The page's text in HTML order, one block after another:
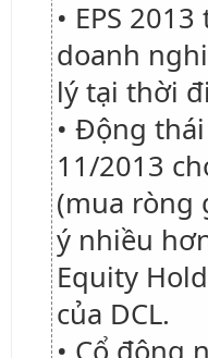
• EPS
doanh
lý tại thời
• Động
11/2013
(mua ròng
ý nhiều
Equity
của DCL.
• Cổ đông